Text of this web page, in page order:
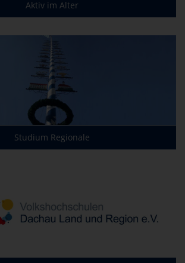
Aktiv im Alter
Studium Regionale